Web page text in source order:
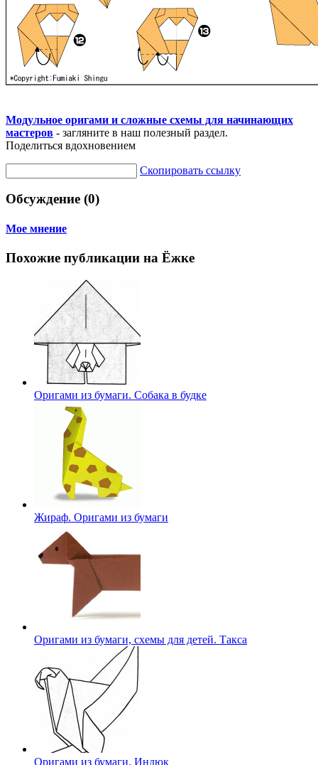
Модульное оригами и сложные схемы для начинающих
мастеров - загляните в наш полезный раздел.
Поделиться вдохновением
Скопировать ссылку
Обсуждение (0)
Мое мнение
Похожие публикации на Ёжке
Оригами из бумаги. Собака в будке
Жираф. Оригами из бумаги
Оригами из бумаги, схемы для детей. Такса
Оригами из бумаги. Индюк